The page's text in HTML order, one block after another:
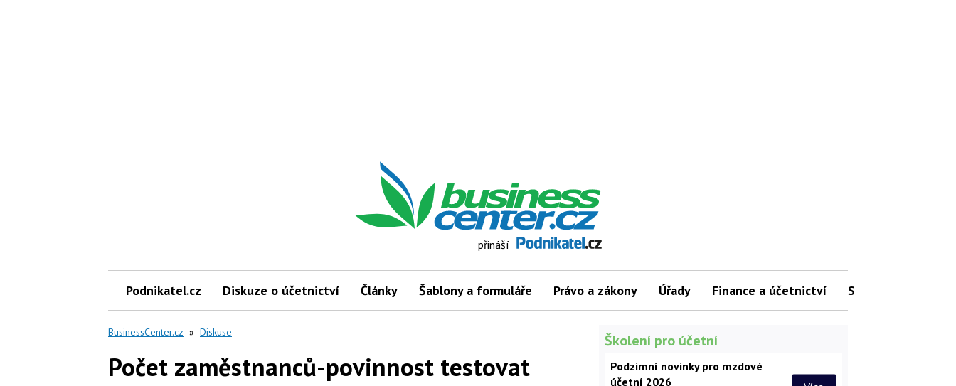
přináší
Podnikatel.cz Diskuze o účetnictví Články Šablony a formuláře Právo a zákony Úřady Finance a účetnictví Slovníček pojmů
BusinessCenter.cz » Diskuse
Počet zaměstnanců-povinnost testovat
Školení pro účetní
Podzimní novinky pro mzdové
účetní 2026